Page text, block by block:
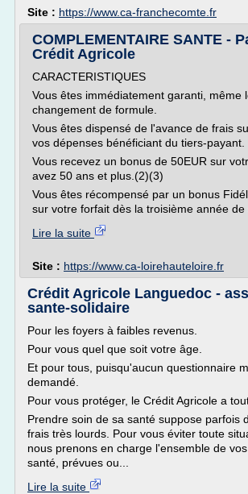
Site : https://www.ca-franchecomte.fr
COMPLEMENTAIRE SANTE -
Crédit Agricole
CARACTERISTIQUES
Vous êtes immédiatement garanti, même
changement de formule.
Vous êtes dispensé de l'avance de frais
vos dépenses bénéficiant du tiers-payant.
Vous recevez un bonus de 50EUR sur
avez 50 ans et plus.(2)(3)
Vous êtes récompensé par un bonus
sur votre forfait dès la troisième année de
Lire la suite
Site : https://www.ca-loirehauteloire.fr
Crédit Agricole Languedoc -
sante-solidaire
Pour les foyers à faibles revenus.
Pour vous quel que soit votre âge.
Et pour tous, puisqu'aucun questionnaire
demandé.
Pour vous protéger, le Crédit Agricole a
Prendre soin de sa santé suppose parfois
frais très lourds. Pour vous éviter toute
nous prenons en charge l'ensemble de
santé, prévues ou...
Lire la suite